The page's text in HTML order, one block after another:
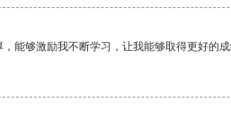
能够激励我不断学习，让我能够取得更好的成